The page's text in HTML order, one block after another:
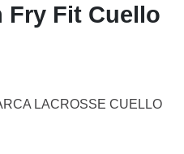
Fry Fit Cuello
LACROSSE CUELLO